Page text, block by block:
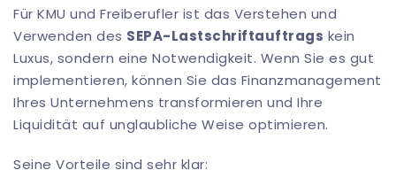
Für KMU und Freiberufler ist das Verstehen und
Verwenden des SEPA-Lastschriftauftrags kein
Luxus, sondern eine Notwendigkeit. Wenn Sie es gut
implementieren, können Sie das Finanzmanagement
Ihres Unternehmens transformieren und Ihre
Liquidität auf unglaubliche Weise optimieren.
Seine Vorteile sind sehr klar: